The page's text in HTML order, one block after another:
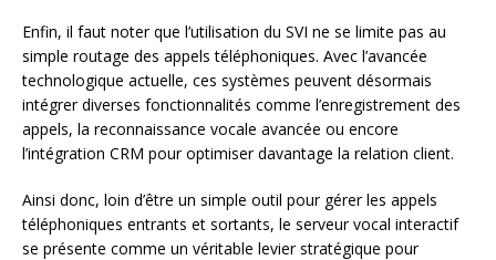
Enfin, il faut noter que l’utilisation du SVI ne se limite pas au
simple routage des appels téléphoniques. Avec l’avancée
technologique actuelle, ces systèmes peuvent désormais
intégrer diverses fonctionnalités comme l’enregistrement des
appels, la reconnaissance vocale avancée ou encore
l’intégration CRM pour optimiser davantage la relation client.
Ainsi donc, loin d’être un simple outil pour gérer les appels
téléphoniques entrants et sortants, le serveur vocal interactif
se présente comme un véritable levier stratégique pour